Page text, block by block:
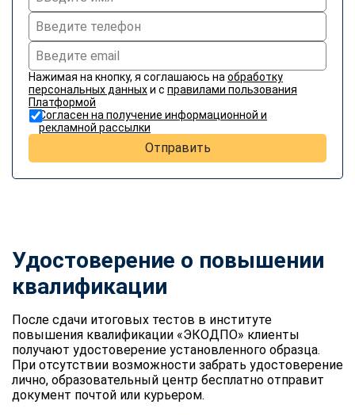
Нажимая на кнопку, я соглашаюсь на обработку
персональных данныхи с правилами пользования
Платформой
Согласен на получение информационной и
рекламной рассылки
Отправить
Удостоверение о повышении
квалификации
После сдачи итоговых тестов в институте
повышения квалификации «ЭКОДПО» клиенты
получают удостоверение установленного образца.
При отсутствии возможности забрать удостоверение
лично, образовательный центр бесплатно отправит
документ почтой или курьером.